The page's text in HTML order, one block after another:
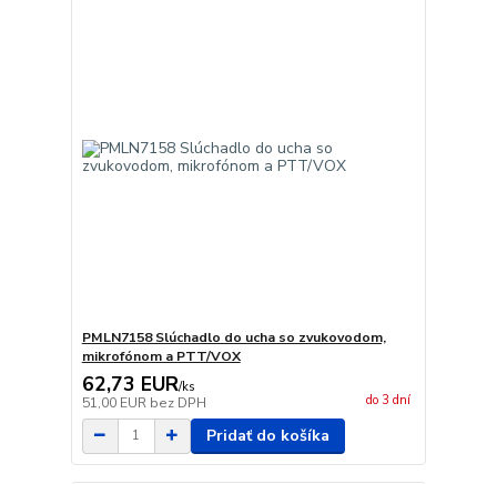
PMLN7158 Slúchadlo do ucha so zvukovodom,
mikrofónom a PTT/VOX
62,73 EUR/ks
51,00 EUR bez DPH do 3 dní
Pridať do košíka